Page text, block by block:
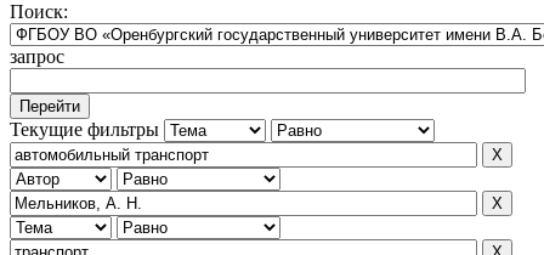
Поиск:
запрос
Текущие фильтры